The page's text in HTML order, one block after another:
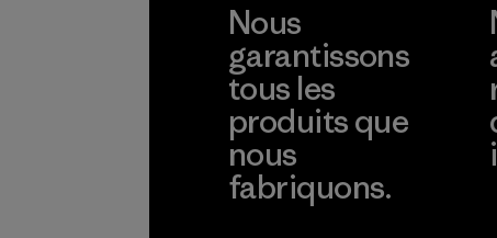
Nous
garantissons
tous les
produits que
nous
fabriquons.